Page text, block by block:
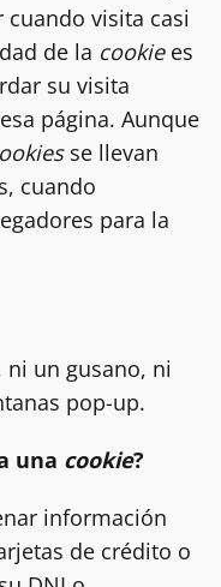
cuando visita casi
de la cookiees
su visita
página. Aunque
se llevan
cuando
para la
un gusano, ni
pop-up.
una cookie?
información
de crédito o